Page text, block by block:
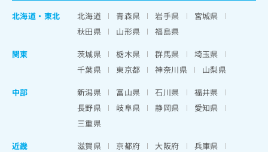
北海道 ・ 東北 北海道 青森県 岩手県
宮城県
秋田県
山形県
福島県
関東
茨城県 栃木県 群馬県
埼玉県
千葉県
東京都 神奈川県
山梨県
中部
新潟県 富山県 石川県
福井県
長野県
岐阜県 静岡県
愛知県
三重県
近畿
滋賀県 京都府 大阪府
兵庫県